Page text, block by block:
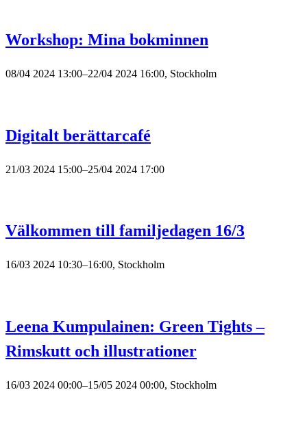
Workshop: Mina bokminnen
08/04 2024 13:00–22/04 2024 16:00, Stockholm
Digitalt berättarcafé
21/03 2024 15:00–25/04 2024 17:00
Välkommen till familjedagen 16/3
16/03 2024 10:30–16:00, Stockholm
Leena Kumpulainen: Green Tights –
Rimskutt och illustrationer
16/03 2024 00:00–15/05 2024 00:00, Stockholm